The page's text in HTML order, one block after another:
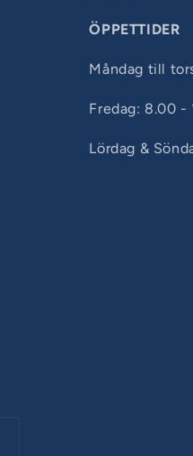
ÖPPETTIDER
Måndag till
Fredag: 8.00 -
Lördag &